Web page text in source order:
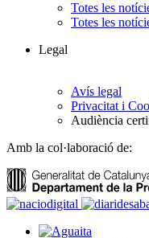
Totes les
Totes les
Legal
Avís legal
Privacitat i
Audiència
Amb la col·laboració de: